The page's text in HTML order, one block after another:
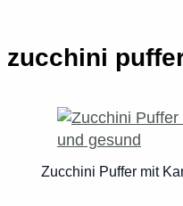
zucchini
Zucchini Puffer mit